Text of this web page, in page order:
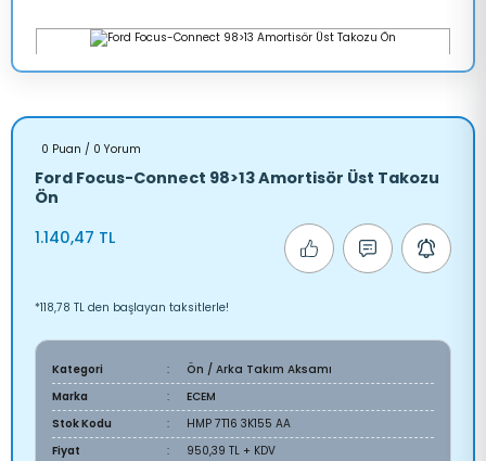
0 Puan / 0 Yorum
Ford Focus-Connect 98>13 Amortisör Üst Takozu
Ön
1.140,47 TL
*118,78 TL den başlayan taksitlerle!
Kategori
Ön / Arka Takım Aksamı
Marka
ECEM
Stok Kodu
HMP 7T16 3K155 AA
Fiyat
950,39 TL + KDV